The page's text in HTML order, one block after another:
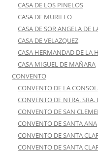
CASA DE LOS PINELOS
CASA DE MURILLO
CASA DE SOR ANGELA DE
CASA DE VELAZQUEZ
CASA HERMANDAD DE LA
CASA MIGUEL DE MAÑARA
CONVENTO
CONVENTO DE LA
CONVENTO DE NTRA. SRA.
CONVENTO DE SAN
CONVENTO DE SANTA ANA
CONVENTO DE SANTA
CONVENTO DE SANTA